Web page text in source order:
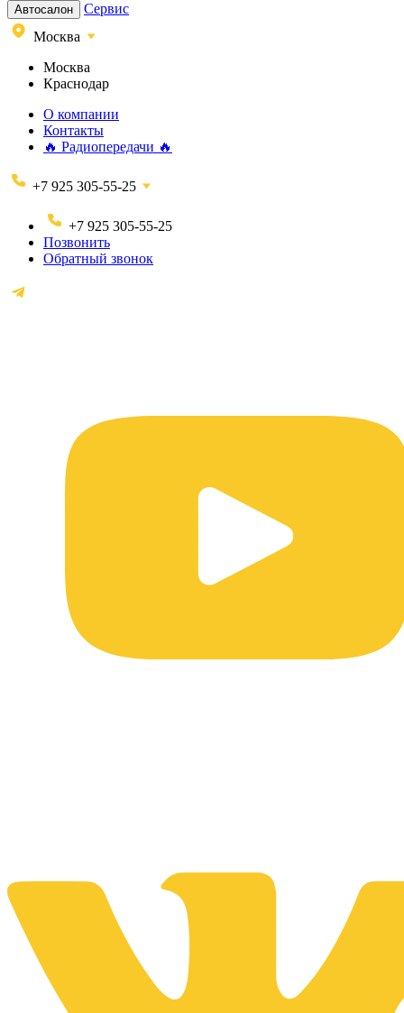
Автосалон
Сервис
Москва
Москва
Краснодар
О компании
Контакты
🔥 Радиопередачи 🔥
+7 925 305-55-25
+7 925 305-55-25
Позвонить
Обратный звонок